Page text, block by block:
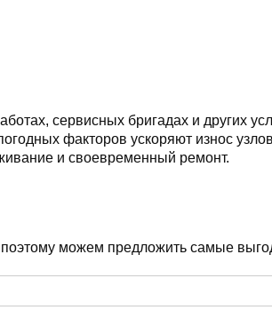
сервисных бригадах и других
факторов ускоряют износ
и своевременный ремонт.
можем предложить самые